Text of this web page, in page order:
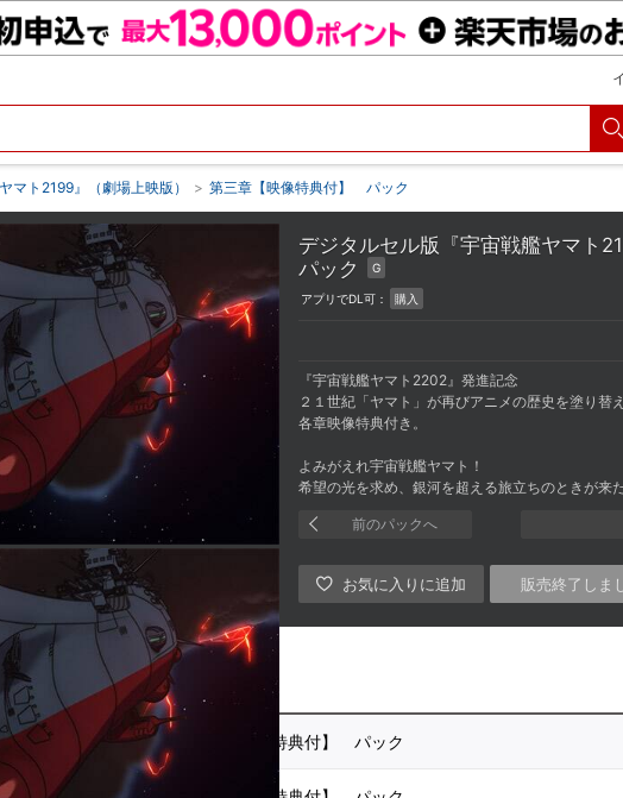
マト2199』（劇場上映版） > 第三章【映像特典付】 パック
デジタルセル版『宇宙戦艦ヤマ
パック
G
アプリでDL可： 購入
『宇宙戦艦ヤマト2202』発進記念
２１世紀「ヤマト」が再びアニメの歴史を塗り
各章映像特典付き。
よみがえれ宇宙戦艦ヤマト！
希望の光を求め、銀河を超える旅立ちのときが来
前のパックへ
販売終了しま
』（劇場上映版） 第一章【映像特典付】 パック